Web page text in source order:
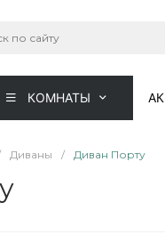
КОМНАТЫ
Диваны / Диван Порту